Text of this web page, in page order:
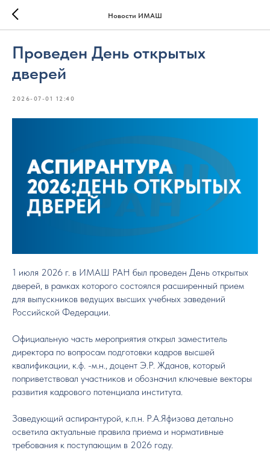
Новости ИМАШ
Проведен День открытых
дверей
2026-07-01 12:40
1 июля 2026 г. в ИМАШ РАН был проведен День открытых
дверей, в рамках которого состоялся расширенный прием
для выпускников ведущих высших учебных заведений
Российской Федерации.
Официальную часть мероприятия открыл заместитель
директора по вопросам подготовки кадров высшей
квалификации, к.ф. -м.н., доцент Э.Р. Жданов, который
поприветствовал участников и обозначил ключевые векторы
развития кадрового потенциала института.
Заведующий аспирантурой, к.п.н. Р.А.Яфизова детально
осветила актуальные правила приема и нормативные
требования к поступающим в 2026 году.